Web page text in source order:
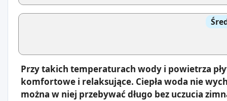
Przy takich temperaturach wody i powietrza
komfortowe i relaksujące. Ciepła woda nie
można w niej przebywać długo bez uczucia